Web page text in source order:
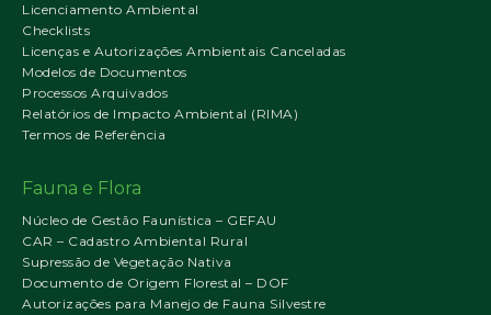
Licenciamento Ambiental
Checklists
Licenças e Autorizações Ambientais Canceladas
Modelos de Documentos
Processos Arquivados
Relatórios de Impacto Ambiental (RIMA)
Termos de Referência
Fauna e Flora
Núcleo de Gestão Faunística – GEFAU
CAR – Cadastro Ambiental Rural
Supressão de Vegetação Nativa
Documento de Origem Florestal – DOF
Autorizações para Manejo de Fauna Silvestre